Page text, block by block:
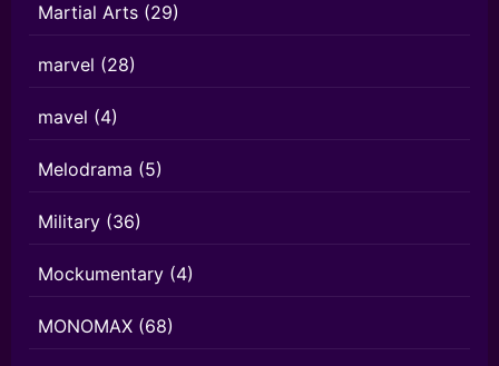
Martial Arts (29)
marvel (28)
mavel (4)
Melodrama (5)
Military (36)
Mockumentary (4)
MONOMAX (68)